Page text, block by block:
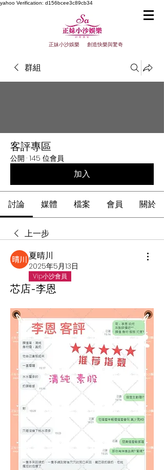
yahoo Verification: d156bcee3c89cb34
正妹小沙娛樂 創造快樂與驚奇
群組
客評專區
公開 · 145 位會員
加入
討論 媒體 檔案 會員 關於
上一步
夏晴川
2025年5月13日
Vip小沙會員
芯店-李恩